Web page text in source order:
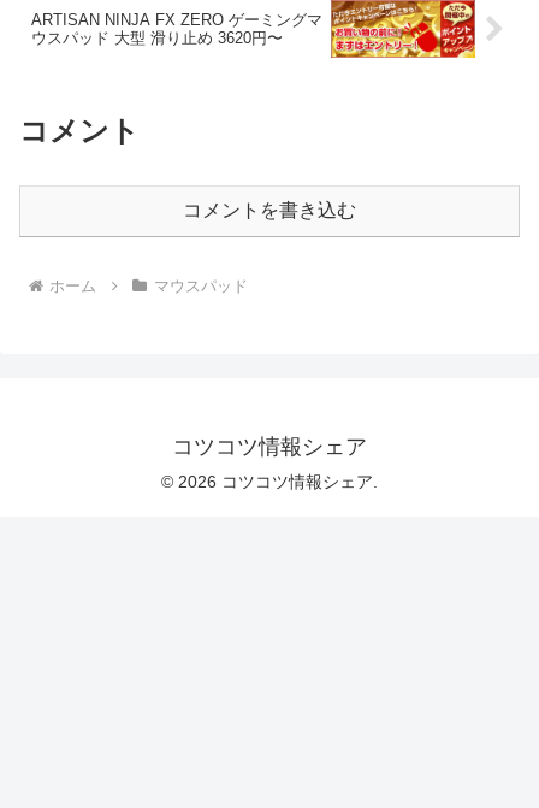
ARTISAN NINJA FX ZERO ゲーミングマ
ウスパッド 大型 滑り止め 3620円〜
コメント
コメントを書き込む
ホーム マウスパッド
コツコツ情報シェア
© 2026 コツコツ情報シェア.